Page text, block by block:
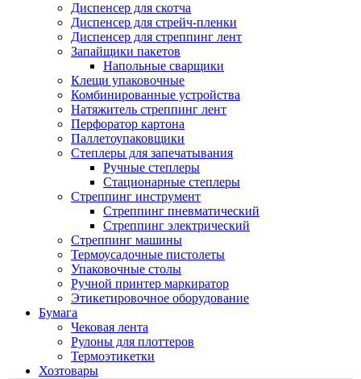
Диспенсер для скотча
Диспенсер для стрейч-пленки
Диспенсер для стреппинг лент
Запайщики пакетов
Напольные сварщики
Клещи упаковочные
Комбинированные устройства
Натяжитель стреппинг лент
Перфоратор картона
Паллетоупаковщики
Степлеры для запечатывания
Ручные степлеры
Стационарные степлеры
Стреппинг инструмент
Стреппинг пневматический
Стреппинг электрический
Стреппинг машины
Термоусадочные пистолеты
Упаковочные столы
Ручной принтер маркиратор
Этикетировочное оборудование
Бумага
Чековая лента
Рулоны для плоттеров
Термоэтикетки
Хозтовары